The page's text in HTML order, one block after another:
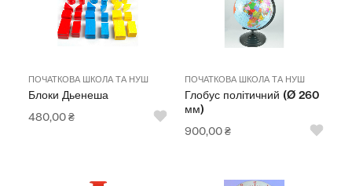
ПОЧАТКОВА ШКОЛА ТА НУШ
Блоки Дьенеша
480,00₴
ПОЧАТКОВА ШКОЛА ТА НУШ
Глобус політичний (Ø 260
мм)
900,00₴